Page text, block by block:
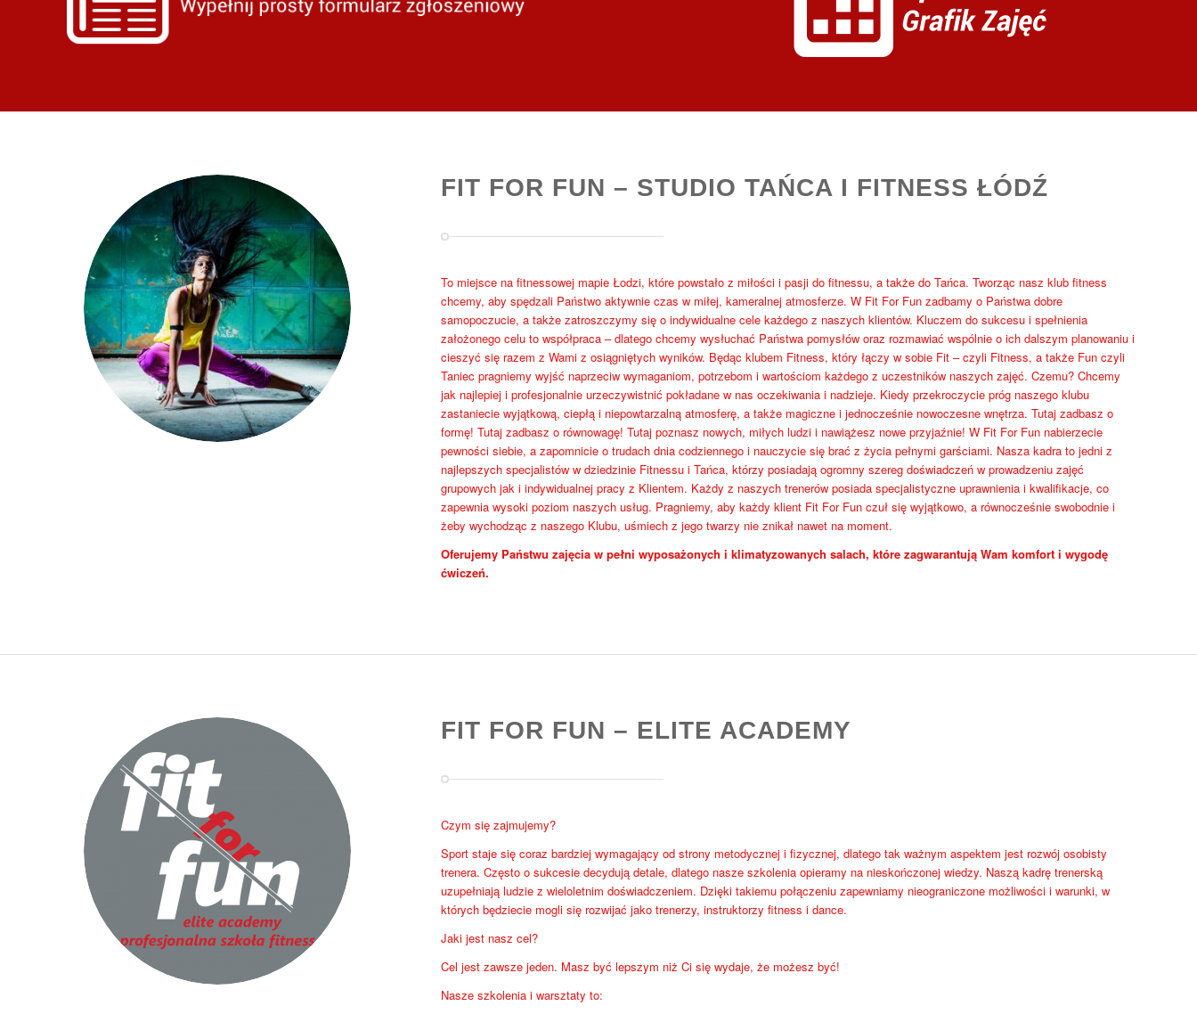
FIT FOR FUN – STUDIO TAŃCA I FITNESS ŁÓDŹ
To miejsce na fitnessowej mapie Łodzi, które powstało z miłości i pasji do fitnessu, a także do Tańca. Tworząc nasz klub fitness
chcemy, aby spędzali Państwo aktywnie czas w miłej, kameralnej atmosferze. W Fit For Fun zadbamy o Państwa dobre
samopoczucie, a także zatroszczymy się o indywidualne cele każdego z naszych klientów. Kluczem do sukcesu i spełnienia
założonego celu to współpraca – dlatego chcemy wysłuchać Państwa pomysłów oraz rozmawiać wspólnie o ich dalszym planowaniu i
cieszyć się razem z Wami z osiągniętych wyników. Będąc klubem Fitness, który łączy w sobie Fit – czyli Fitness, a także Fun czyli
Taniec pragniemy wyjść naprzeciw wymaganiom, potrzebom i wartościom każdego z uczestników naszych zajęć. Czemu? Chcemy
jak najlepiej i profesjonalnie urzeczywistnić pokładane w nas oczekiwania i nadzieje. Kiedy przekroczycie próg naszego klubu
zastaniecie wyjątkową, ciepłą i niepowtarzalną atmosferę, a także magiczne i jednocześnie nowoczesne wnętrza. Tutaj zadbasz o
formę! Tutaj zadbasz o równowagę! Tutaj poznasz nowych, miłych ludzi i nawiążesz nowe przyjaźnie! W Fit For Fun nabierzecie
pewności siebie, a zapomnicie o trudach dnia codziennego i nauczycie się brać z życia pełnymi garściami. Nasza kadra to jedni z
najlepszych specjalistów w dziedzinie Fitnessu i Tańca, którzy posiadają ogromny szereg doświadczeń w prowadzeniu zajęć
grupowych jak i indywidualnej pracy z Klientem. Każdy z naszych trenerów posiada specjalistyczne uprawnienia i kwalifikacje, co
zapewnia wysoki poziom naszych usług. Pragniemy, aby każdy klient Fit For Fun czuł się wyjątkowo, a równocześnie swobodnie i
żeby wychodząc z naszego Klubu, uśmiech z jego twarzy nie znikał nawet na moment.
Oferujemy Państwu zajęcia w pełni wyposażonych i klimatyzowanych salach, które zagwarantują Wam komfort i wygodę
ćwiczeń.
FIT FOR FUN – ELITE ACADEMY
Czym się zajmujemy?
Sport staje się coraz bardziej wymagający od strony metodycznej i fizycznej, dlatego tak ważnym aspektem jest rozwój osobisty
trenera. Często o sukcesie decydują detale, dlatego nasze szkolenia opieramy na nieskończonej wiedzy. Naszą kadrę trenerską
uzupełniają ludzie z wieloletnim doświadczeniem. Dzięki takiemu połączeniu zapewniamy nieograniczone możliwości i warunki, w
których będziecie mogli się rozwijać jako trenerzy, instruktorzy fitness i dance.
Jaki jest nasz cel?
Cel jest zawsze jeden. Masz być lepszym niż Ci się wydaje, że możesz być!
Nasze szkolenia i warsztaty to: